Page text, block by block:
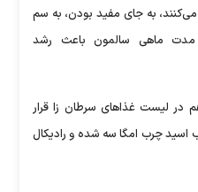
به جای مفید بودن، به سم
ماهی سالمون باعث رشد
در لیست غذا‌های سرطان زا قرار
چرب امگا سه شده و رادیکال